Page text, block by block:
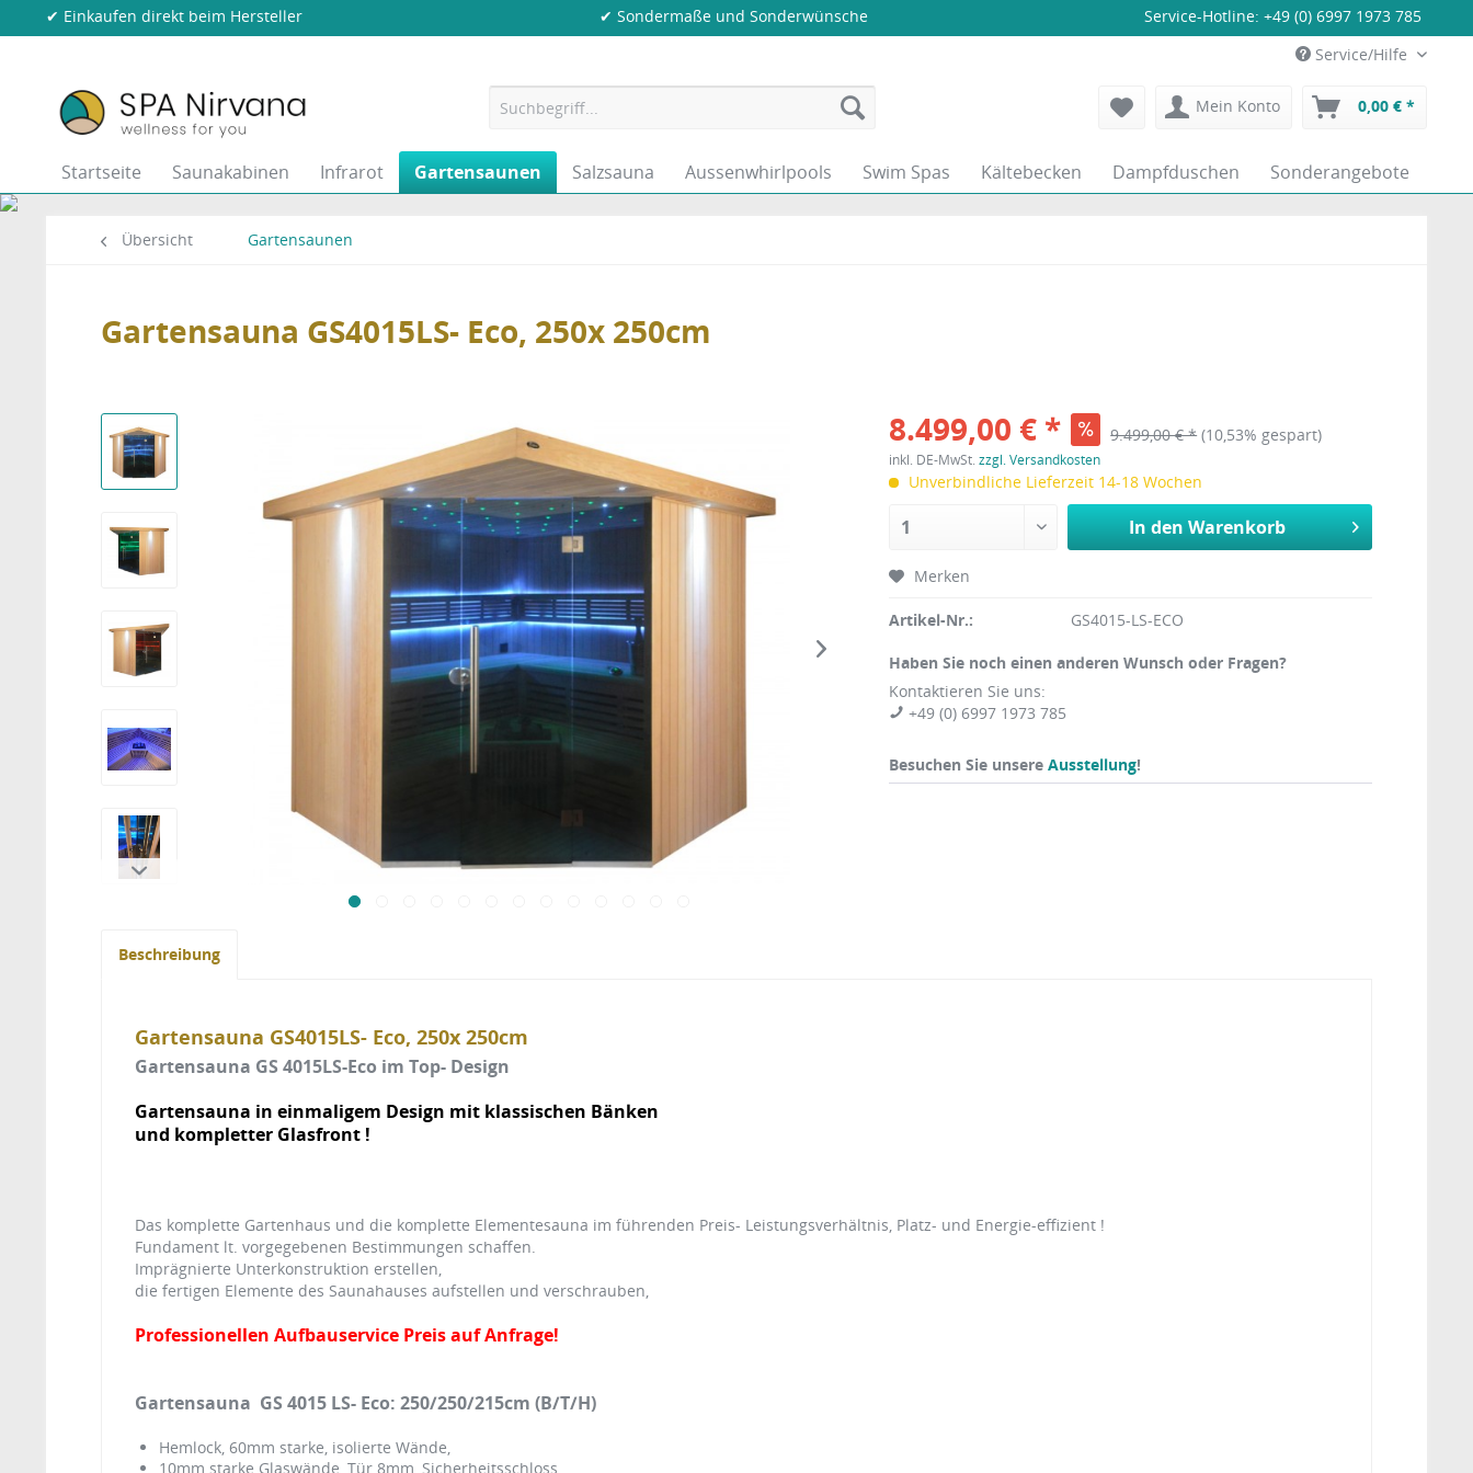
✔ Einkaufen direkt beim Hersteller ✔ Sondermaße und Sonderwünsche Service-Hotline:+49 (0) 6997 1973 785
Service/Hilfe
Mein Konto 0,00 € *
Startseite Saunakabinen Infrarot Gartensaunen Salzsauna Aussenwhirlpools Swim Spas Kältebecken Dampfduschen Sonderangebote
Übersicht Gartensaunen
Gartensauna GS4015LS- Eco, 250x 250cm
8.499,00 € * 9.499,00 € * (10,53% gespart)
inkl. DE-MwSt.zzgl. Versandkosten
Unverbindliche Lieferzeit 14-18 Wochen
In den Warenkorb
Merken
Artikel-Nr.: GS4015-LS-ECO
Haben Sie noch einen anderen Wunsch oder Fragen?
Kontaktieren Sie uns:
+49 (0) 6997 1973 785
Besuchen Sie unsereAusstellung!
Beschreibung
Gartensauna GS4015LS- Eco, 250x 250cm
Gartensauna GS 4015LS-Eco im Top- Design
Gartensauna in einmaligem Design mit klassischen Bänken
und kompletter Glasfront !
Das komplette Gartenhaus und die komplette Elementesauna im führenden Preis- Leistungsverhältnis, Platz- und Energie-effizient !
Fundament lt. vorgegebenen Bestimmungen schaffen.
Imprägnierte Unterkonstruktion erstellen,
die fertigen Elemente des Saunahauses aufstellen und verschrauben,
Professionellen Aufbauservice Preis auf Anfrage!
Gartensauna GS 4015 LS- Eco: 250/250/215cm (B/T/H)
Hemlock, 60mm starke, isolierte Wände,
10mm starke Glaswände, Tür 8mm, Sicherheitsschloss,